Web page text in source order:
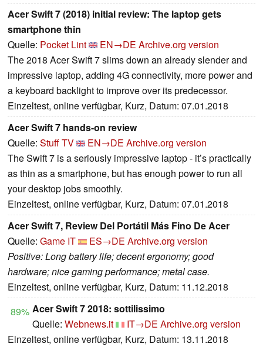
Acer Swift 7 (2018) initial review: The laptop gets
smartphone thin
Quelle: Pocket Lint EN→DE Archive.org version
The 2018 Acer Swift 7 slims down an already slender and
impressive laptop, adding 4G connectivity, more power and
a keyboard backlight to improve over its predecessor.
Einzeltest, online verfügbar, Kurz, Datum: 07.01.2018
Acer Swift 7 hands-on review
Quelle: Stuff TV EN→DE Archive.org version
The Swift 7 is a seriously impressive laptop - it’s practically
as thin as a smartphone, but has enough power to run all
your desktop jobs smoothly.
Einzeltest, online verfügbar, Kurz, Datum: 07.01.2018
Acer Swift 7, Review Del Portátil Más Fino De Acer
Quelle: Game IT ES→DE Archive.org version
Positive: Long battery life; decent ergonomy; good
hardware; nice gaming performance; metal case.
Einzeltest, online verfügbar, Kurz, Datum: 11.12.2018
89% Acer Swift 7 2018: sottilissimo
Quelle: Webnews.it IT→DE Archive.org version
Einzeltest, online verfügbar, Kurz, Datum: 13.11.2018